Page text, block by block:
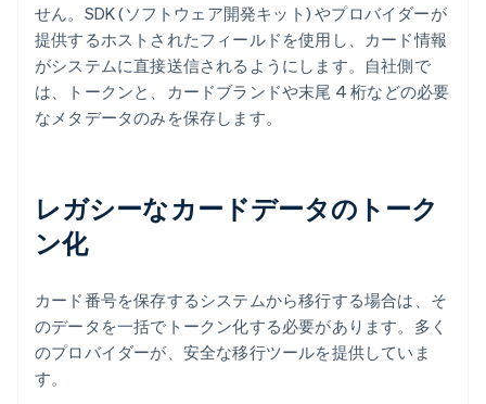
せん。SDK (ソフトウェア開発キット) やプロバイダーが
提供するホストされたフィールドを使用し、カード情報
がシステムに直接送信されるようにします。自社側で
は、トークンと、カードブランドや末尾 4 桁などの必要
なメタデータのみを保存します。
レガシーなカードデータのトーク
ン化
カード番号を保存するシステムから移行する場合は、そ
のデータを一括でトークン化する必要があります。多く
のプロバイダーが、安全な移行ツールを提供していま
す。